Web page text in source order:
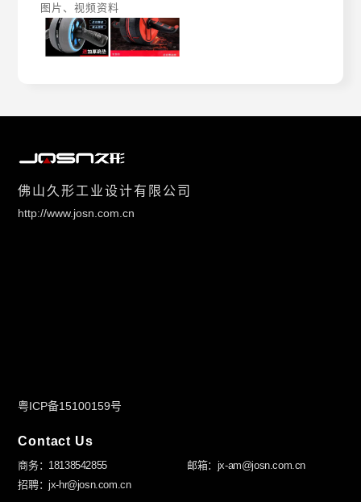
图片、视频资料
佛山久形工业设计有限公司
http://www.josn.com.cn
粤ICP备15100159号
Contact Us
商务：18138542855
邮箱：jx-am@josn.com.cn
招聘：jx-hr@josn.com.cn